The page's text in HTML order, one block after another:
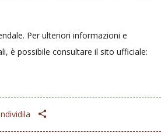
Per ulteriori informazioni e
è possibile consultare il sito ufficiale: